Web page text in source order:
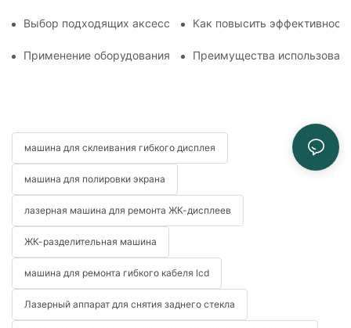
Выбор подходящих аксессуаров для вашего устройства
Как повысить
Применение оборудования для ремонта телефонов при
Преимущества
машина для склеивания гибкого дисплея
машина для полировки экрана
лазерная машина для ремонта ЖК-дисплеев
ЖК-разделительная машина
машина для ремонта гибкого кабеля lcd
Лазерный аппарат для снятия заднего стекла